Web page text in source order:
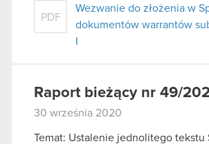
PDF
Wezwanie do złożenia w
dokumentów warrantów
Raport bieżący nr 49/
30 września 2020
Temat: Ustalenie jednolitego tekstu